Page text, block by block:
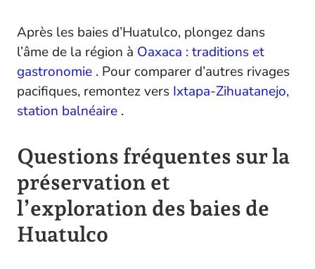
Après les baies d’Huatulco, plongez dans
l’âme de la région à Oaxaca : traditions et
gastronomie . Pour comparer d’autres rivages
pacifiques, remontez vers Ixtapa-Zihuatanejo,
station balnéaire .
Questions fréquentes sur la
préservation et
l’exploration des baies de
Huatulco